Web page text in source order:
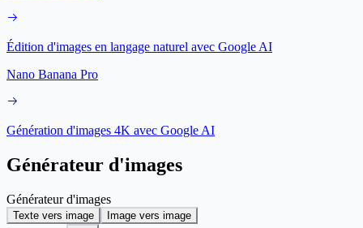
Édition d'images en langage naturel avec Google AI
Nano Banana Pro
Génération d'images 4K avec Google AI
Générateur d'images
Générateur d'images
Texte vers image Image vers image